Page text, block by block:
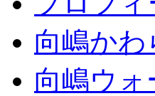
向嶋かわ
向嶋ウォ